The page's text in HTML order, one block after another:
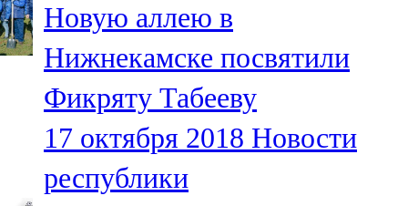
Чистай
103,0 FM
Чүпрәле
91,0 FM
Шәмәрдән
Новую аллею в
Нижнекамске посвятили
Фикряту Табееву
17 октября 2018 Новости
республики